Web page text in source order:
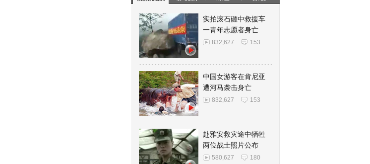
实拍滚石砸中救援车
一青年志愿者身亡
832,627 153
中国女游客在肯尼亚
遭河马袭击身亡
832,627 153
赴雅安救灾途中牺牲
两位战士照片公布
580,627 180